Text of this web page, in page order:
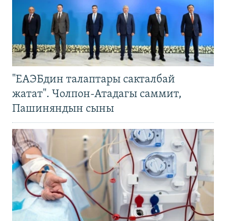
"ЕАЭБдин талаптары сакталбай
жатат". Чолпон-Атадагы саммит,
Пашиняндын сыны